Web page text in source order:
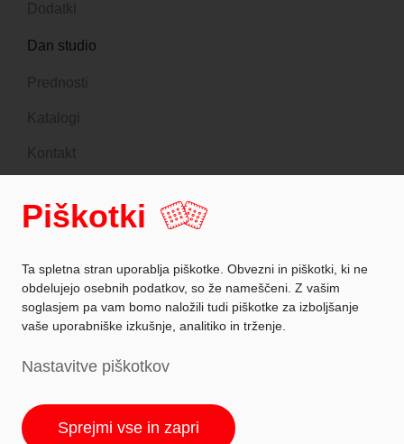
Dodatki
Dan studio
Prednosti
Katalogi
Kontakt
Sledite nam
Podatki o podjetju
Nastavitev piškotkov
Piškotki
Ta spletna stran uporablja piškotke. Obvezni in piškotki, ki ne
obdelujejo osebnih podatkov, so že nameščeni. Z vašim
soglasjem pa vam bomo naložili tudi piškotke za izboljšanje
vaše uporabniške izkušnje, analitiko in trženje.
Nastavitve piškotkov
Sprejmi vse in zapri